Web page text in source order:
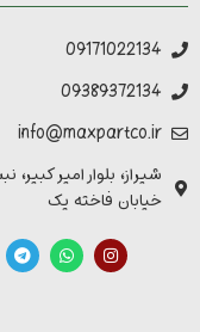
09171022134
09389372134
info@maxpartco.ir
شیراز، بلوار امیر کبیر،
خیابان فاخته یک